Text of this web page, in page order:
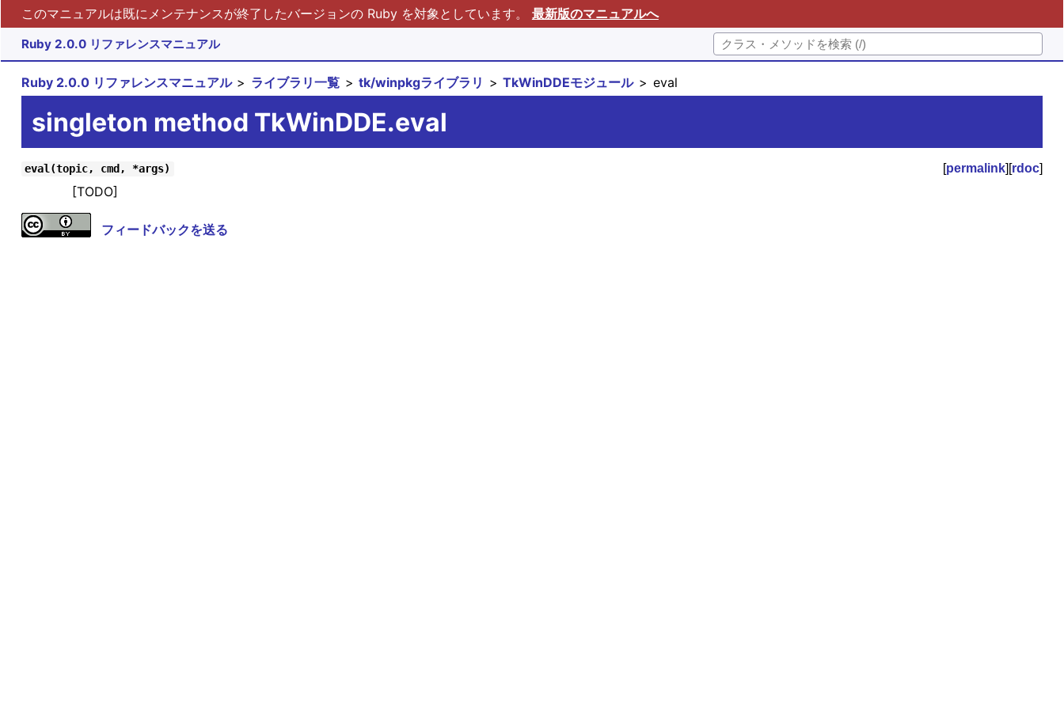
このマニュアルは既にメンテナンスが終了したバージョンの Ruby を対象としています。 最新版のマニュアルへ
Ruby 2.0.0 リファレンスマニュアル
Ruby 2.0.0 リファレンスマニュアル ライブラリ一覧 tk/winpkgライブラリ TkWinDDEモジュール eval
singleton method TkWinDDE.eval
eval(topic, cmd, *args) [permalink][rdoc]
[TODO]
フィードバックを送る